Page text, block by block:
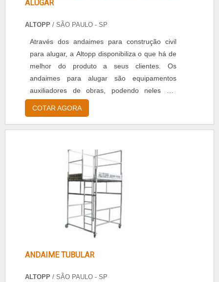
ALUGAR
ALTOPP / SÃO PAULO - SP
Através dos andaimes para construção civil
para alugar, a Altopp disponibiliza o que há de
melhor do produto a seus clientes. Os
andaimes para alugar são equipamentos
auxiliadores de obras, podendo neles ser
realizados atividades de altura. Montados com
uma estrutura vertical, onde facilita manuseio e
seu arredor. Especificações - Largura dos
painéis: 1 m x 1....
COTAR AGORA
ANDAIME TUBULAR
ALTOPP / SÃO PAULO - SP